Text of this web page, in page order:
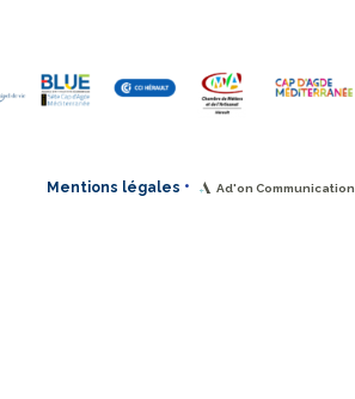
Mentions légales • Ad'on Communication